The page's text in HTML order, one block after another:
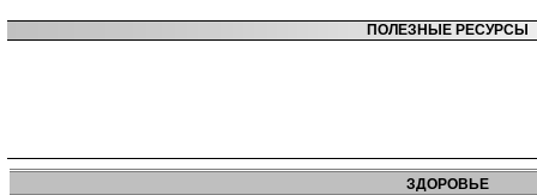
ПОЛЕЗНЫЕ РЕСУРСЫ
ЗДОРОВЬЕ